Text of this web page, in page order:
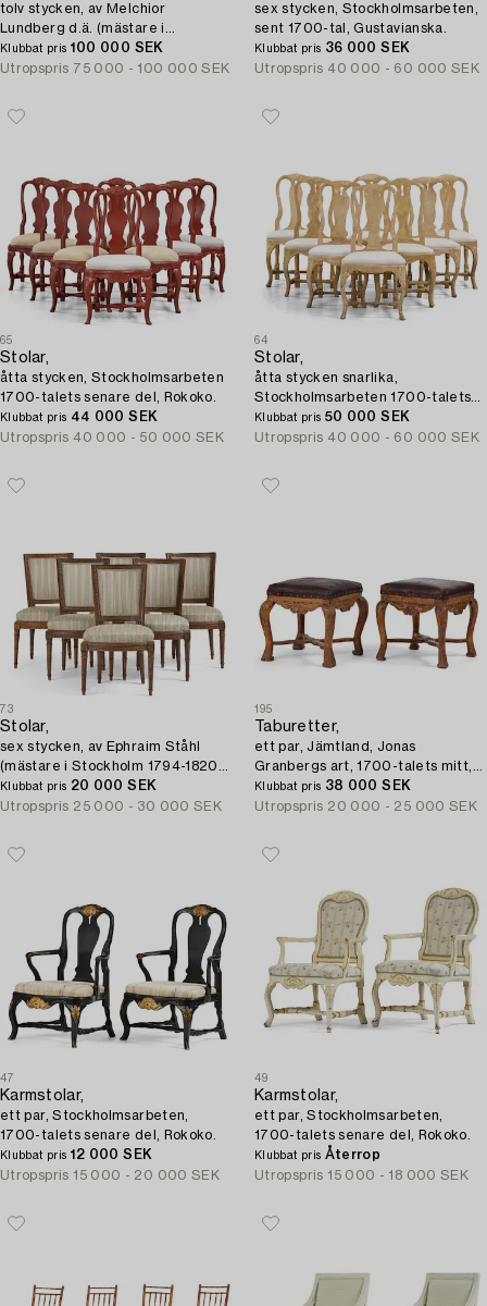
tolv stycken, av Melchior
Lundberg d.ä. (mästare i
Stockholm 1774-1812),
Gustavianska.
Klubbat pris 100 000 SEK
Utropspris 75 000 - 100 000 SEK
sex stycken, Stockholmsarbeten,
sent 1700-tal, Gustavianska.
Klubbat pris 36 000 SEK
Utropspris 40 000 - 60 000 SEK
65
Stolar,
åtta stycken, Stockholmsarbeten
1700-talets senare del, Rokoko.
Klubbat pris 44 000 SEK
Utropspris 40 000 - 50 000 SEK
64
Stolar,
åtta stycken snarlika,
Stockholmsarbeten 1700-talets
senare del, Rokoko.
Klubbat pris 50 000 SEK
Utropspris 40 000 - 60 000 SEK
73
Stolar,
sex stycken, av Ephraim Ståhl
(mästare i Stockholm 1794-1820),
Sengustavianska.
Klubbat pris 20 000 SEK
Utropspris 25 000 - 30 000 SEK
195
Taburetter,
ett par, Jämtland, Jonas
Granbergs art, 1700-talets mitt,
Senbarock.
Klubbat pris 38 000 SEK
Utropspris 20 000 - 25 000 SEK
47
Karmstolar,
ett par, Stockholmsarbeten,
1700-talets senare del, Rokoko.
Klubbat pris 12 000 SEK
Utropspris 15 000 - 20 000 SEK
49
Karmstolar,
ett par, Stockholmsarbeten,
1700-talets senare del, Rokoko.
Klubbat pris Återrop
Utropspris 15 000 - 18 000 SEK